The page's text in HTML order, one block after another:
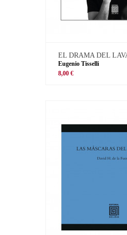
EL DRAMA DEL
Eugenio Tisselli
8,00 €